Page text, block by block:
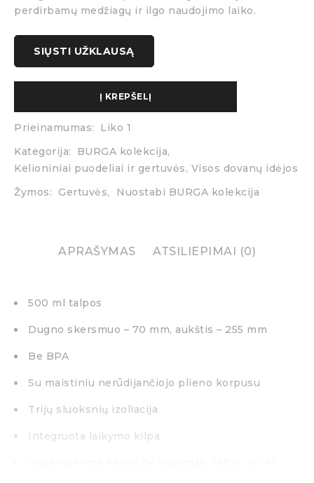
perdirbamų medžiagų ir ilgo naudojimo laiko.
SIŲSTI UŽKLAUSĄ
Į KREPŠELĮ
Prieinamumas:
Liko 1
Kategorija:
BURGA kolekcija,
Kelioniniai puodeliai ir gertuvės, Visos dovanų idėjos
Žymos:
Gertuvės, Nuostabi BURGA kolekcija
APRAŠYMAS ATSILIEPIMAI (0)
500 ml talpos
Dugno skersmuo – 70 mm, aukštis – 255 mm
Be BPA
Su maistiniu nerūdijančiojo plieno korpusu
Trijų sluoksnių izoliacija
Integruota laikymo kilpa